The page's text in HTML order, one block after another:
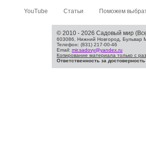
YouTube Статьи Поможем
© 2010 - 2026 Садовый мир
603086, Нижний Новгород, Бульвар
Телефон: (831) 217-00-46
Email: mir.sadovy@yandex.ru
Копирование материала только с
Ответственность за